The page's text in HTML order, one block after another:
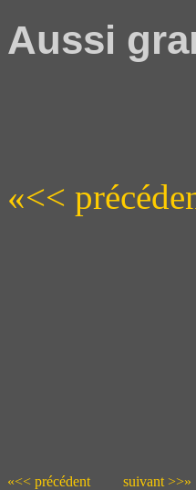
Aussi
«<<
«<< précédent suivant >>»